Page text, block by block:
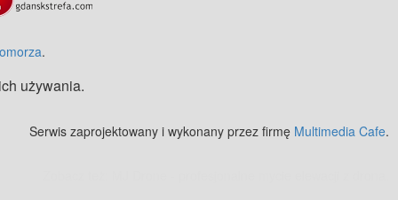
.
używania.
Serwis zaprojektowany i wykonany przez firmę Multimedia Cafe.